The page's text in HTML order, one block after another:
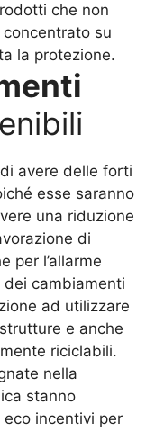
che non
su
la protezione.
avere delle forti
esse saranno
una riduzione
di
per l’allarme
cambiamenti
ad utilizzare
e anche
riciclabili.
nella
stanno
incentivi per